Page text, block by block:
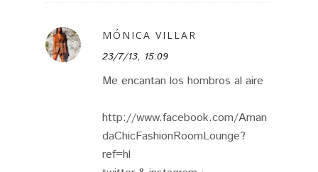
MÓNICA VILLAR
23/7/13, 15:09
Me encantan los hombros al aire
http://www.facebook.com/Aman
daChicFashionRoomLounge?
ref=hl